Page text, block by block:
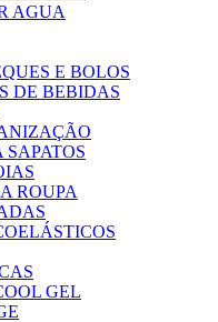
AGUA
E BOLOS
DE BEBIDAS
SAPATOS
ROUPA
GEL